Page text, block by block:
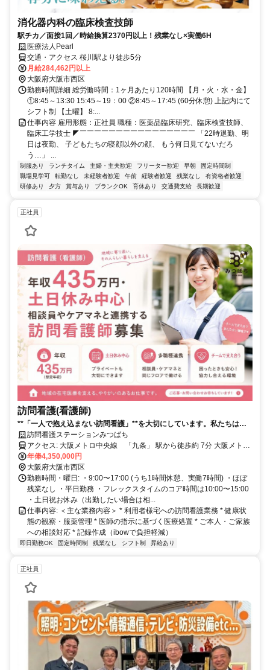
消化器内科の臨床検査技師
駅チカ／面接1回／時給換算2370円以上！残業なし×実働6H
医療法人Pearl
交通・アクセス 桜川駅より徒歩5分
月給284,462円以上
大阪府大阪市西区
勤務時間詳細 総労働時間：1ヶ月あたり120時間 【月・火・水・金】
①8:45～13:30 15:45～19：00 ②8:45～17:45 (60分休憩) 上記内にて
シフト制 【土曜】 8:...
仕事内容 雇用形態：正社員 職種：医薬品臨床研究、臨床検査技師、
臨床工学技士 ◤￣￣￣￣￣￣￣￣￣￣￣￣￣￣￣￣ 「22時退勤、明
日は夜勤、 子どもたちの寝顔以外の顔、 もう何日見てないだろ
う…」 ...
制服あり ランチタイム 主婦・主夫歓迎 フリーター歓迎 早朝
固定時間制
職場見学可
転勤なし 未経験者歓迎 午前 経験者歓迎 残業なし
有資格者歓迎
研修あり
夕方 賞与あり ブランクOK 育休あり 交通費支給 長期歓迎
正社員
訪問看護(看護師)
**「一人で抱え込まない訪問看護」**を大切にしています。私たちは、
訪問看護・訪問介護・相談支援などを展開する事業所です。 職種の垣根
を越えて連携できる環境があります。
訪問看護ステーションみつばち
アクセス: 大阪メトロ中央線 「九条」 駅から徒歩約 7分 大阪メトロ
長堀鶴見緑地線 「ドーム前千代崎」駅から徒歩8分 大阪メトロ千日
前線 「西長堀」駅から徒歩10分
年俸4,350,000円
大阪府大阪市西区
勤務時間・曜日: ・9:00〜17:00 (うち1時間休憩、実働7時間) ・ほぼ
残業なし ・平日勤務 ・フレックスタイムのコア時間は10:00〜15:00
・土日祝お休み（出勤したい場合は相...
仕事内容: ＜主な業務内容＞ * 利用者様宅への訪問看護業務 * 健康状
態の観察・服薬管理 * 医師の指示に基づく医療処置 * ご本人・ご家族
への相談対応 * 記録作成（ibowで負担軽減）
即日勤務OK 固定時間制 残業なし シフト制 昇給あり
正社員